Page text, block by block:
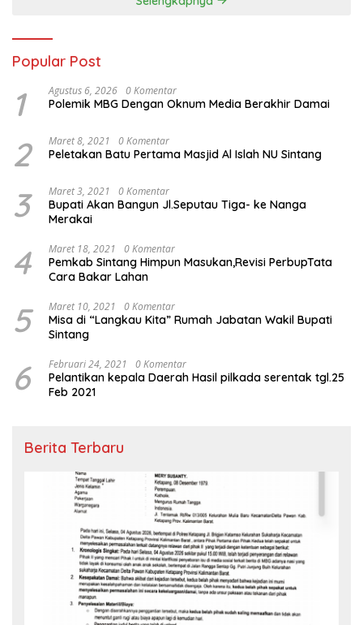
Popular Post
1 Agustus 6, 2026 0 Komentar
Polemik MBG Dengan Oknum Media Berakhir Damai
2 Maret 8, 2021 0 Komentar
Peletakan Batu Pertama Masjid Al Islah NU Sintang
3 Maret 3, 2021 0 Komentar
Bupati Akan Bangun Jl.Seputau Tiga- ke Nanga
Merakai
4 Maret 18, 2021 0 Komentar
Pemkab Sintang Himpun Masukan,Revisi PerbupTata
Cara Bakar Lahan
5 Maret 10, 2021 0 Komentar
Misa di “Langkau Kita” Rumah Jabatan Wakil Bupati
Sintang
6 Februari 24, 2021 0 Komentar
Pelantikan kepala Daerah Hasil pilkada serentak tgl.25
Feb 2021
Berita Terbaru